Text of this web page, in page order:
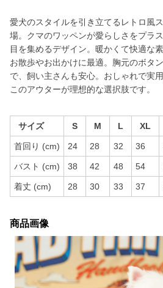
愛犬のスタイルを引き立てるレトロ風
場。クマのワッペンが愛らしさをプラ
目を集めるデザイン。暖かくて快適な
お散歩やお出かけに最適。胸元のボタ
で、飼い主さんも安心。おしゃれで実
このアウターが理想的な選択肢です。
サイズ S M L XL
首回り (cm) 24 28 32 36
バスト (cm) 38 42 48 54
着丈 (cm) 28 30 33 37
商品画像